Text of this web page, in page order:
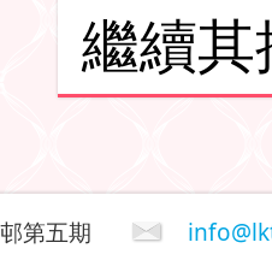
繼續其
第五期